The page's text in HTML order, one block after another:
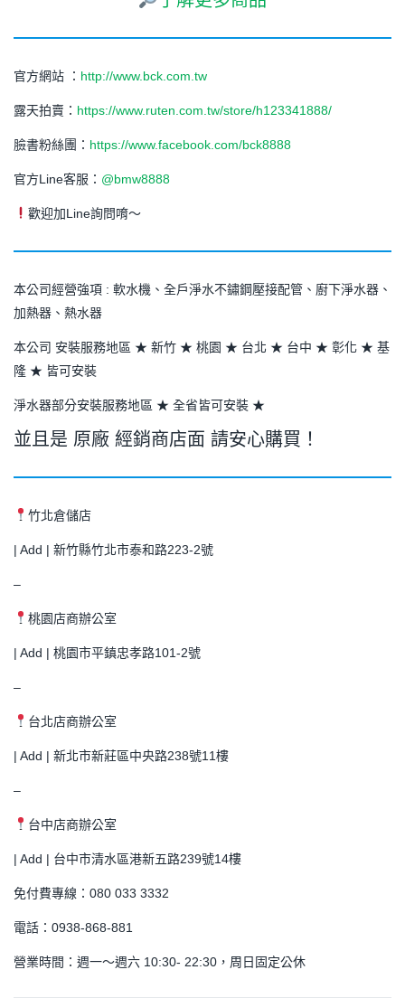
官方網站 ： http://www.bck.com.tw
露天拍賣： https://www.ruten.com.tw/store/h123341888/
臉書粉絲團： https://www.facebook.com/bck8888
官方Line客服： @bmw8888
歡迎加Line詢問唷～
本公司經營強項 : 軟水機、全戶淨水不鏽鋼壓接配管、廚下淨水器、
加熱器、熱水器
本公司 安裝服務地區 ★ 新竹 ★ 桃園 ★ 台北 ★ 台中 ★ 彰化 ★ 基
隆 ★ 皆可安裝
淨水器部分安裝服務地區 ★ 全省皆可安裝 ★
並且是 原廠 經銷商店面 請安心購買！
竹北倉儲店
| Add | 新竹縣竹北市泰和路223-2號
–
桃園店商辦公室
| Add | 桃園市平鎮忠孝路101-2號
–
台北店商辦公室
| Add | 新北市新莊區中央路238號11樓
–
台中店商辦公室
| Add | 台中市清水區港新五路239號14樓
免付費專線：080 033 3332
電話：0938-868-881
營業時間：週一～週六 10:30- 22:30，周日固定公休